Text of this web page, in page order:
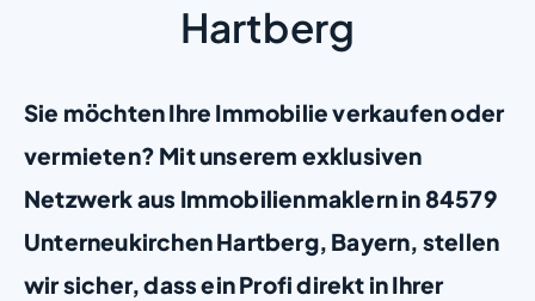
Hartberg
Sie möchten Ihre Immobilie verkaufen oder
vermieten? Mit unserem exklusiven
Netzwerk aus Immobilienmaklern in 84579
Unterneukirchen Hartberg, Bayern, stellen
wir sicher, dass ein Profi direkt in Ihrer